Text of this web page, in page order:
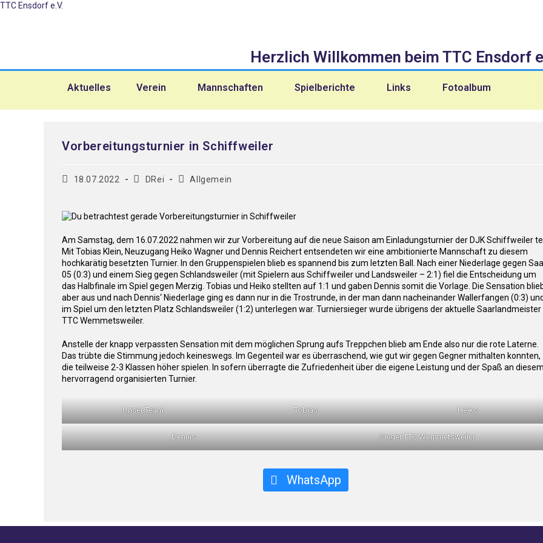
TTC Ensdorf e.V.
Herzlich Willkommen beim TTC Ensdorf
Aktuelles Verein Mannschaften Spielberichte Links Fotoalbum
Vorbereitungsturnier in Schiffweiler
18.07.2022 DRei Allgemein
Am Samstag, dem 16.07.2022 nahmen wir zur Vorbereitung auf die neue Saison am Einladungsturnier der DJK Schiffweiler
Mit Tobias Klein, Neuzugang Heiko Wagner und Dennis Reichert entsendeten wir eine ambitionierte Mannschaft zu diesem
hochkarätig besetzten Turnier. In den Gruppenspielen blieb es spannend bis zum letzten Ball. Nach einer Niederlage gegen
05 (0:3) und einem Sieg gegen Schlandsweiler (mit Spielern aus Schiffweiler und Landsweiler – 2:1) fiel die Entscheidung um
das Halbfinale im Spiel gegen Merzig. Tobias und Heiko stellten auf 1:1 und gaben Dennis somit die Vorlage. Die Sensation
aber aus und nach Dennis‘ Niederlage ging es dann nur in die Trostrunde, in der man dann nacheinander Wallerfangen (0:3) und
im Spiel um den letzten Platz Schlandsweiler (1:2) unterlegen war. Turniersieger wurde übrigens der aktuelle Saarlandmeister
TTC Wemmetsweiler.
Anstelle der knapp verpassten Sensation mit dem möglichen Sprung aufs Treppchen blieb am Ende also nur die rote Laterne.
Das trübte die Stimmung jedoch keineswegs. Im Gegenteil war es überraschend, wie gut wir gegen Gegner mithalten konnten,
die teilweise 2-3 Klassen höher spielen. In sofern überragte die Zufriedenheit über die eigene Leistung und der Spaß an diesem
hervorragend organisierten Turnier.
Unser Team Tobias Heiko
Dennis Sieger TTC Wemmetsweiler
WhatsApp